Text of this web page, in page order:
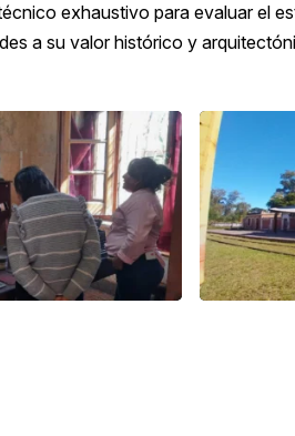
exhaustivo para evaluar el
a su valor histórico y